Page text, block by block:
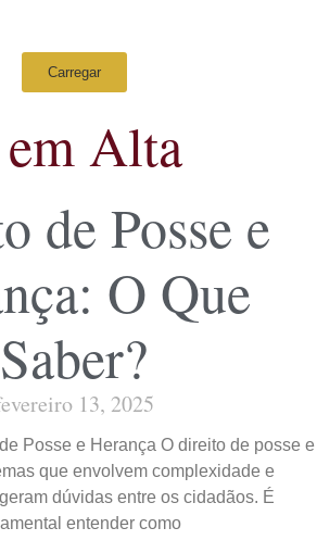
Carregar
Alta
de Posse e
O Que
Saber?
13, 2025
Posse e Herança O direito de posse e
que envolvem complexidade e
dúvidas entre os cidadãos. É
entender como